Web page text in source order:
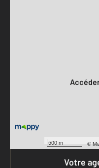
500 m ©
Votre